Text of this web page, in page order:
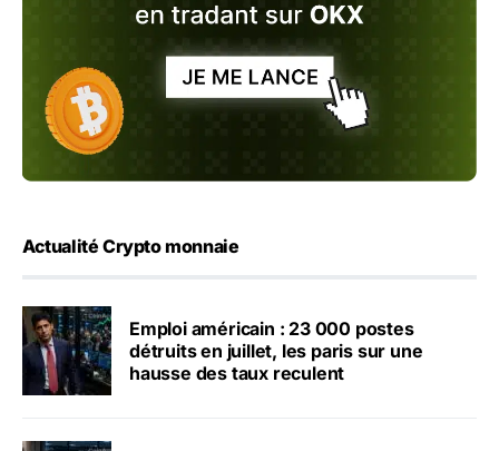
Actualité Crypto monnaie
Emploi américain : 23 000 postes
détruits en juillet, les paris sur une
hausse des taux reculent